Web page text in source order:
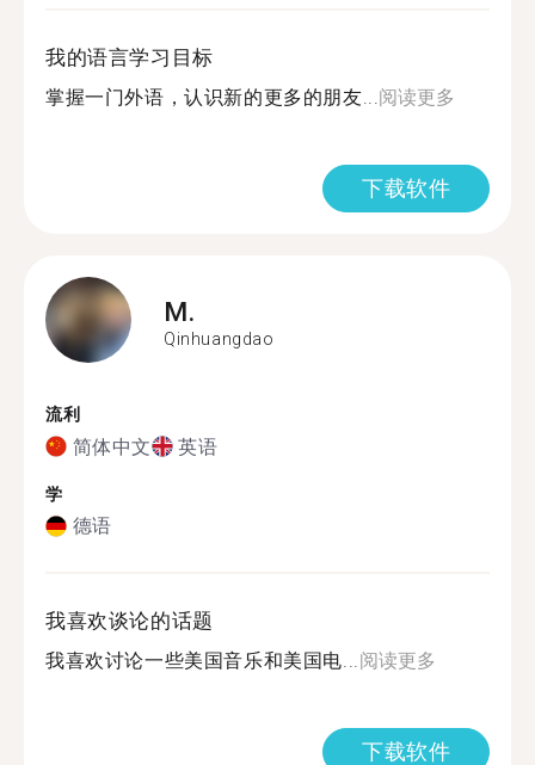
我的语言学习目标
掌握一门外语，认识新的更多的朋友...阅读更多
下载软件
M.
Qinhuangdao
流利
简体中文 英语
学
德语
我喜欢谈论的话题
我喜欢讨论一些美国音乐和美国电...阅读更多
下载软件